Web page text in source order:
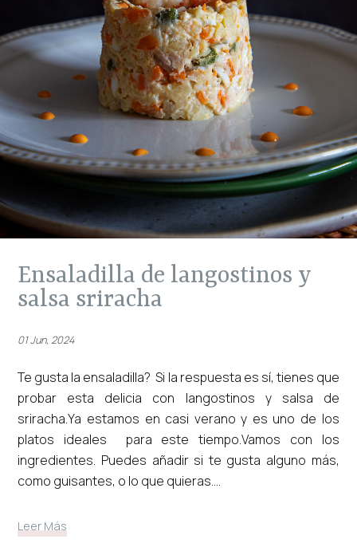
ensaladilla de langostinos y
salsa sriracha
01 Jun, 2024
Te gusta la ensaladilla? Si la respuesta es sí, tienes que
probar esta delicia con langostinos y salsa de
sriracha.Ya estamos en casi verano y es uno de los
platos ideales para este tiempo.Vamos con los
ingredientes. Puedes añadir si te gusta alguno más,
como guisantes, o lo que quieras....
Leer Más